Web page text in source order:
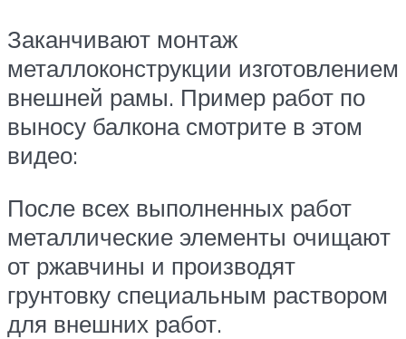
Заканчивают монтаж
металлоконструкции изготовлением
внешней рамы. Пример работ по
выносу балкона смотрите в этом
видео:
После всех выполненных работ
металлические элементы очищают
от ржавчины и производят
грунтовку специальным раствором
для внешних работ.